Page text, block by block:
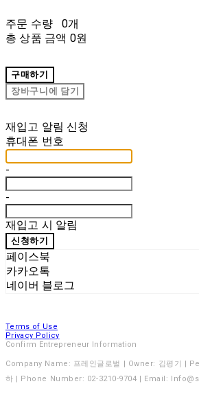
주문 수량
0개
총 상품 금액 0원
구매하기
장바구니에 담기
재입고 알림 신청
휴대폰 번호
-
-
재입고 시 알림
신청하기
페이스북
카카오톡
네이버 블로그
Terms of Use
Privacy Policy
Confirm Entrepreneur Information
Company Name: 프레인글로벌 | Owner: 김평기 |
하 | Phone Number: 02-3210-9704 | Email: